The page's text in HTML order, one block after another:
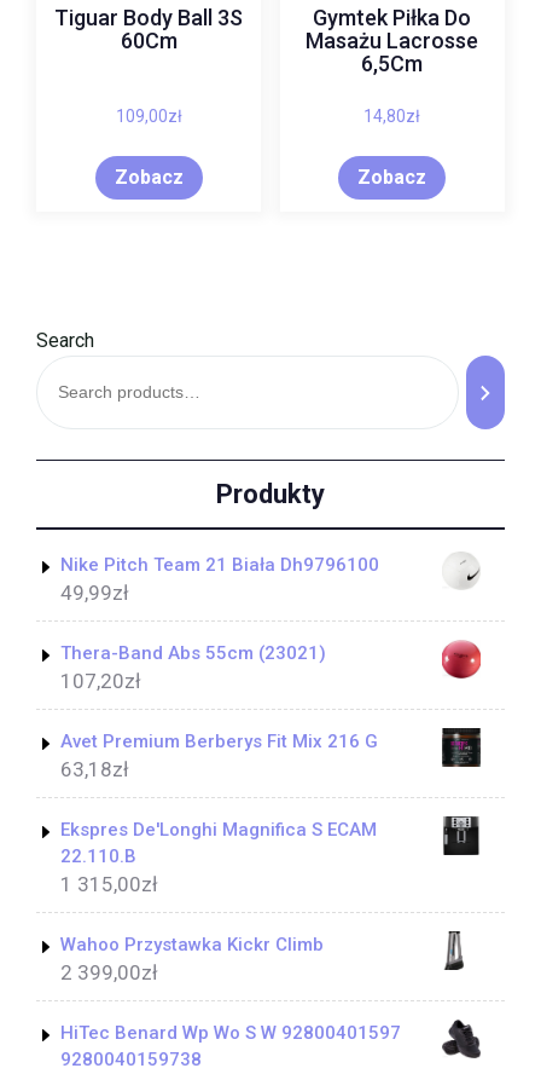
Tiguar Body Ball 3S
60Cm
109,00zł
Zobacz
Gymtek Piłka Do
Masażu Lacrosse
6,5Cm
14,80zł
Zobacz
Search
Produkty
Nike Pitch Team 21 Biała Dh9796100
49,99zł
Thera-Band Abs 55cm (23021)
107,20zł
Avet Premium Berberys Fit Mix 216 G
63,18zł
Ekspres De'Longhi Magnifica S ECAM
22.110.B
1 315,00zł
Wahoo Przystawka Kickr Climb
2 399,00zł
HiTec Benard Wp Wo S W 92800401597
9280040159738